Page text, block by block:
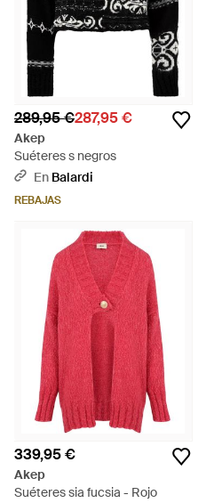
289,95 €287,95 €
Akep
Suéteres s negros
En Balardi
REBAJAS
339,95 €
Akep
Suéteres sia fucsia - Rojo